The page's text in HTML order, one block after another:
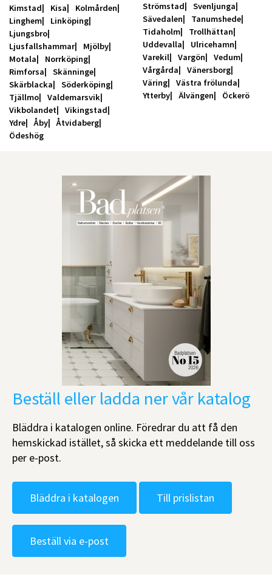
Kimstad Kisa
Kolmården
Linghem
Linköping
Ljungsbro
Ljusfallshammar
Mjölby
Motala
Norrköping
Rimforsa
Skänninge
Skärblacka
Söderköping
Tjällmo
Valdemarsvik
Vikbolandet
Vikingstad
Ydre
Åby
Åtvidaberg
Ödeshög
Strömstad
Svenljunga
Sävedalen
Tanumshede
Tidaholm
Trollhättan
Uddevalla
Ulricehamn
Varekil
Vargön
Vedum
Vårgårda
Vänersborg
Väring
Västra frölunda
Ytterby
Älvängen Öckerö
Beställ eller ladda ner vår katalog
Bläddra i katalogen online. Föredrar du att få den
hemskickad istället, så skicka ett meddelande till oss
per e-post.
Bläddra i katalogen Till prislistan
Beställ via e-post